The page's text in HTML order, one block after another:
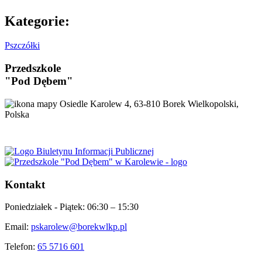
Kategorie:
Pszczółki
Przedszkole
"Pod Dębem"
Osiedle Karolew 4, 63-810 Borek Wielkopolski,
Polska
Kontakt
Poniedziałek - Piątek: 06:30 – 15:30
Email: pskarolew@borekwlkp.pl
Telefon: 65 5716 601